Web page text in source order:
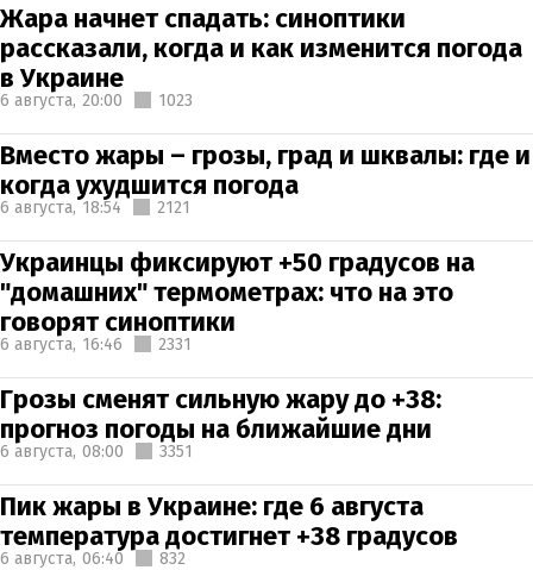
Жара начнет спадать: синоптики
рассказали, когда и как изменится погода
в Украине
6 августа, 20:00 1023
Вместо жары – грозы, град и шквалы: где и
когда ухудшится погода
6 августа, 18:54 2121
Украинцы фиксируют +50 градусов на
"домашних" термометрах: что на это
говорят синоптики
6 августа, 16:46 2331
Грозы сменят сильную жару до +38:
прогноз погоды на ближайшие дни
6 августа, 08:00 3351
Пик жары в Украине: где 6 августа
температура достигнет +38 градусов
6 августа, 06:40 832